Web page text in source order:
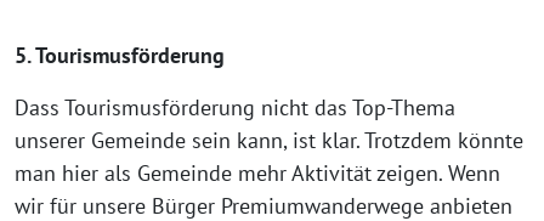
5. Tourismusförderung
Dass Tourismusförderung nicht das Top-Thema
unserer Gemeinde sein kann, ist klar. Trotzdem könnte
man hier als Gemeinde mehr Aktivität zeigen. Wenn
wir für unsere Bürger Premiumwanderwege anbieten